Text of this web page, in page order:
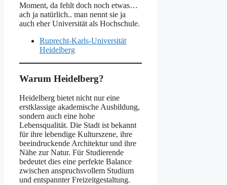
Moment, da fehlt doch noch etwas…
ach ja natürlich.. man nennt sie ja
auch eher Universität als Hochschule.
Ruprecht-Karls-Universität
Heidelberg
Warum Heidelberg?
Heidelberg bietet nicht nur eine
erstklassige akademische Ausbildung,
sondern auch eine hohe
Lebensqualität. Die Stadt ist bekannt
für ihre lebendige Kulturszene, ihre
beeindruckende Architektur und ihre
Nähe zur Natur. Für Studierende
bedeutet dies eine perfekte Balance
zwischen anspruchsvollem Studium
und entspannter Freizeitgestaltung.